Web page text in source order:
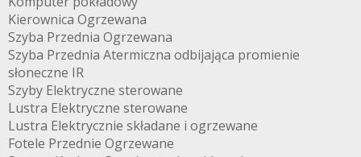
Kierownica Ogrzewana
Szyba Przednia Ogrzewana
Szyba Przednia Atermiczna odbijająca promienie
słoneczne IR
Szyby Elektryczne sterowane
Lustra Elektryczne sterowane
Lustra Elektrycznie składane i ogrzewane
Fotele Przednie Ogrzewane